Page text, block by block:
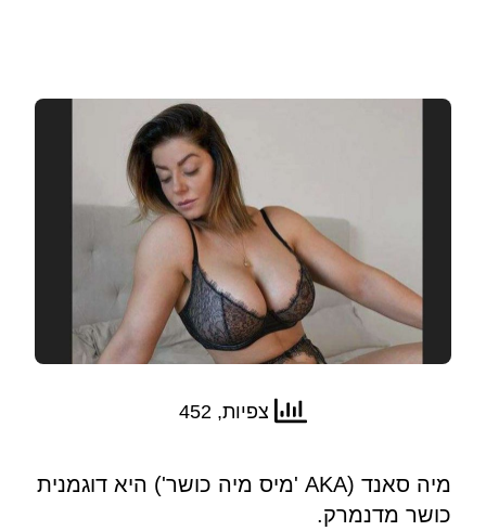
צפיות, 452
מיה סאנד (AKA 'מיס מיה כושר') היא דוגמנית
כושר מדנמרק.